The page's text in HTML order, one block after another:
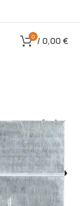
0 / 0,00 €